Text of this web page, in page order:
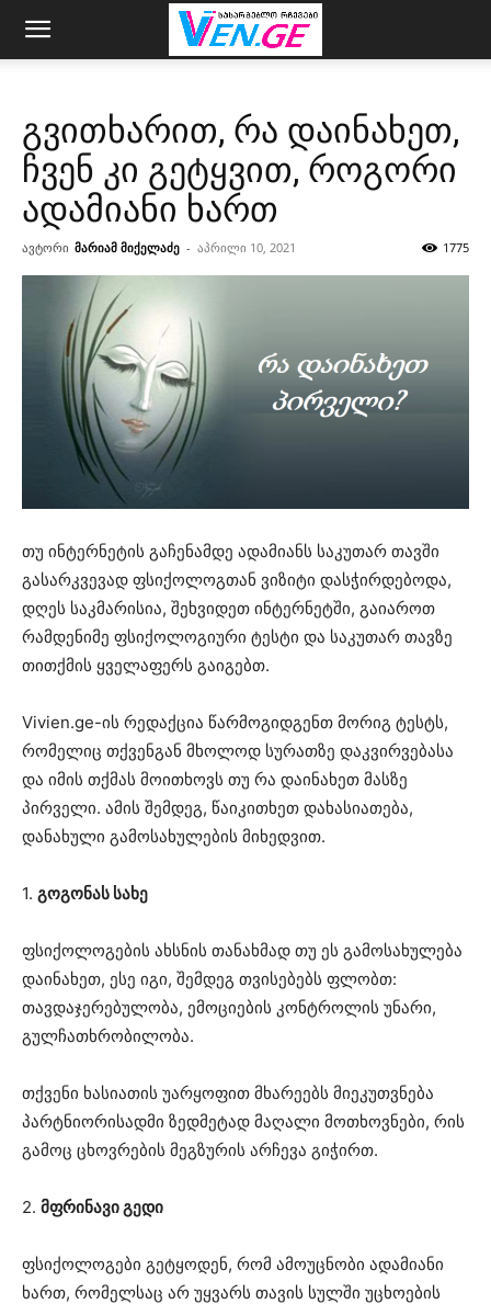
გვითხარით, რა დაინახეთ,
ჩვენ კი გეტყვით, როგორი
ადამიანი ხართ
ავტორი მარიამ მიქელაძე - აპრილი 10, 2021 1775
თუ ინტერნეტის გაჩენამდე ადამიანს საკუთარ თავში
გასარკვევად ფსიქოლოგთან ვიზიტი დასჭირდებოდა,
დღეს საკმარისია, შეხვიდეთ ინტერნეტში, გაიაროთ
რამდენიმე ფსიქოლოგიური ტესტი და საკუთარ თავზე
თითქმის ყველაფერს გაიგებთ.
Vivien.ge-ის რედაქცია წარმოგიდგენთ მორიგ ტესტს,
რომელიც თქვენგან მხოლოდ სურათზე დაკვირვებასა
და იმის თქმას მოითხოვს თუ რა დაინახეთ მასზე
პირველი. ამის შემდეგ, წაიკითხეთ დახასიათება,
დანახული გამოსახულების მიხედვით.
1. გოგონას სახე
ფსიქოლოგების ახსნის თანახმად თუ ეს გამოსახულება
დაინახეთ, ესე იგი, შემდეგ თვისებებს ფლობთ:
თავდაჯერებულობა, ემოციების კონტროლის უნარი,
გულჩათხრობილობა.
თქვენი ხასიათის უარყოფით მხარეებს მიეკუთვნება
პარტნიორისადმი ზედმეტად მაღალი მოთხოვნები, რის
გამოც ცხოვრების მეგზურის არჩევა გიჭირთ.
2. მფრინავი გედი
ფსიქოლოგები გეტყოდენ, რომ ამოუცნობი ადამიანი
ხართ, რომელსაც არ უყვარს თავის სულში უცხოების